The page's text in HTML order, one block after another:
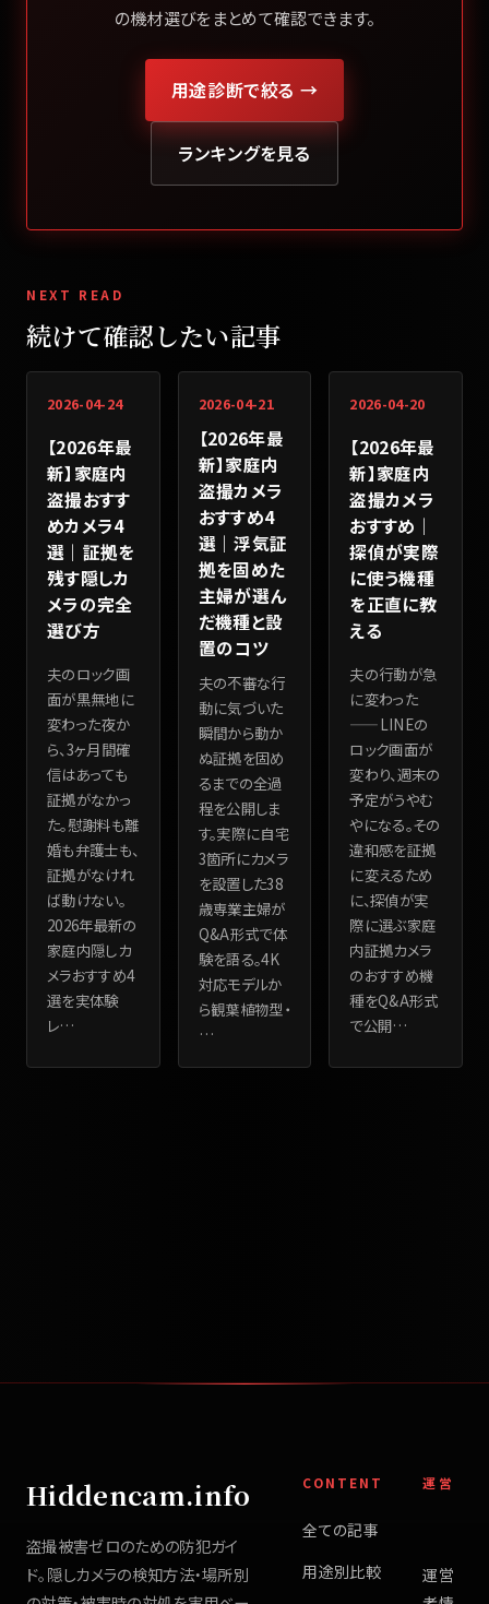
の機材選びをまとめて確認できます。
用途診断で絞る →
ランキングを見る
NEXT READ
続けて確認したい記事
2026-04-24
【2026年最
新】家庭内
盗撮おすす
めカメラ4
選｜証拠を
残す隠しカ
メラの完全
選び方
夫のロック画
面が黒無地に
変わった夜か
ら、3ヶ月間確
信はあっても
証拠がなかっ
た。慰謝料も離
婚も弁護士も、
証拠がなけれ
ば動けない。
2026年最新の
家庭内隠しカ
メラおすすめ4
選を実体験
レ…
2026-04-21
【2026年最
新】家庭内
盗撮カメラ
おすすめ4
選｜浮気証
拠を固めた
主婦が選ん
だ機種と設
置のコツ
夫の不審な行
動に気づいた
瞬間から動か
ぬ証拠を固め
るまでの全過
程を公開しま
す。実際に自宅
3箇所にカメラ
を設置した38
歳専業主婦が
Q&A形式で体
験を語る。4K
対応モデルか
ら観葉植物型・
…
2026-04-20
【2026年最
新】家庭内
盗撮カメラ
おすすめ｜
探偵が実際
に使う機種
を正直に教
える
夫の行動が急
に変わった
——LINEの
ロック画面が
変わり、週末の
予定がうやむ
やになる。その
違和感を証拠
に変えるため
に、探偵が実
際に選ぶ家庭
内証拠カメラ
のおすすめ機
種をQ&A形式
で公開…
Hiddencam.info
盗撮被害ゼロのための防犯ガイ
ド。隠しカメラの検知方法・場所別
CONTENT
全ての記事
用途別比較
運営
運営